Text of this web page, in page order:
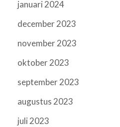
januari 2024
december 2023
november 2023
oktober 2023
september 2023
augustus 2023
juli 2023